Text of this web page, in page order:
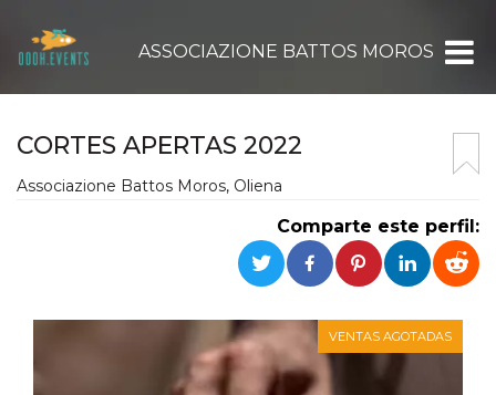
ASSOCIAZIONE BATTOS MOROS
CORTES APERTAS 2022
Associazione Battos Moros, Oliena
Comparte este perfil:
VENTAS AGOTADAS